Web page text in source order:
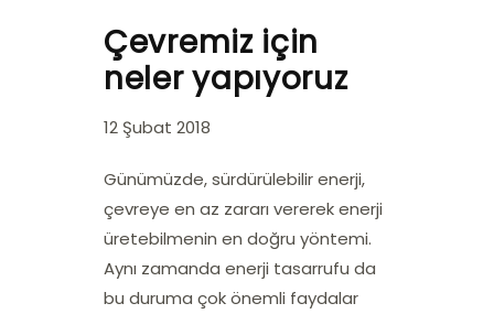
Çevremiz için
neler yapıyoruz
12 Şubat 2018
Günümüzde, sürdürülebilir enerji,
çevreye en az zararı vererek enerji
üretebilmenin en doğru yöntemi.
Aynı zamanda enerji tasarrufu da
bu duruma çok önemli faydalar